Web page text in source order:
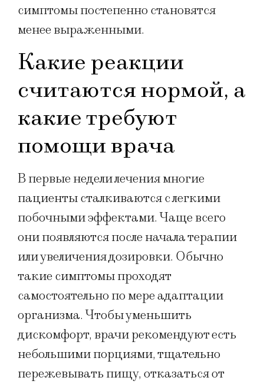
симптомы постепенно становятся
менее выраженными.
Какие реакции
считаются нормой, а
какие требуют
помощи врача
В первые недели лечения многие
пациенты сталкиваются с легкими
побочными эффектами. Чаще всего
они появляются после начала терапии
или увеличения дозировки. Обычно
такие симптомы проходят
самостоятельно по мере адаптации
организма. Чтобы уменьшить
дискомфорт, врачи рекомендуют есть
небольшими порциями, тщательно
пережевывать пищу, отказаться от